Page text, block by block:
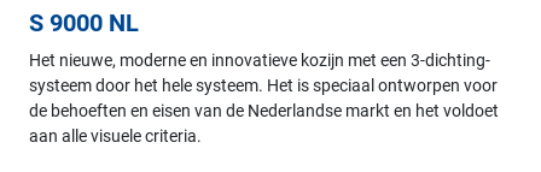
S 9000 NL
Het nieuwe, moderne en innovatieve kozijn met een 3-dichting-
systeem door het hele systeem. Het is speciaal ontworpen voor
de behoeften en eisen van de Nederlandse markt en het voldoet
aan alle visuele criteria.